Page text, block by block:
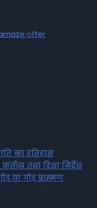
का इतिहास
तथा दिशा निर्देश
या गौड़ ब्राह्मण